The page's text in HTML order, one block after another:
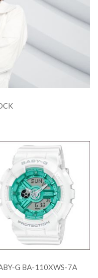
G BA-110XWS-7A